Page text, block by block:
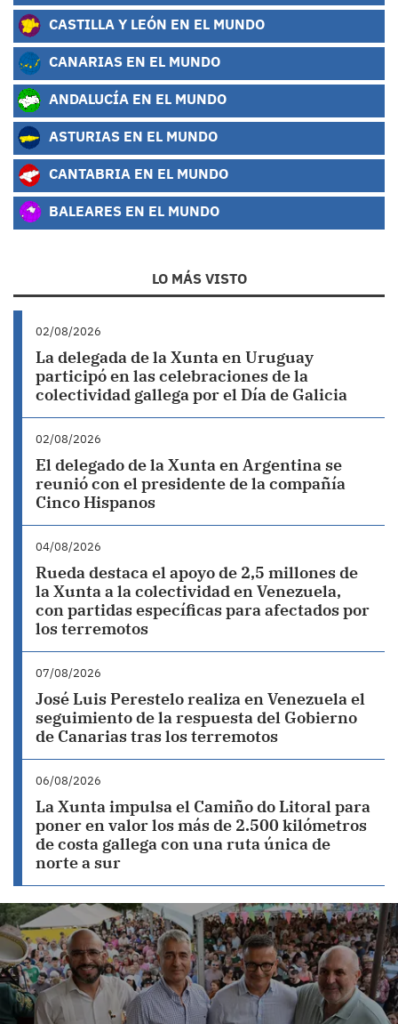
CASTILLA Y LEÓN EN EL MUNDO
CANARIAS EN EL MUNDO
ANDALUCÍA EN EL MUNDO
ASTURIAS EN EL MUNDO
CANTABRIA EN EL MUNDO
BALEARES EN EL MUNDO
LO MÁS VISTO
02/08/2026
La delegada de la Xunta en Uruguay
participó en las celebraciones de la
colectividad gallega por el Día de Galicia
02/08/2026
El delegado de la Xunta en Argentina se
reunió con el presidente de la compañía
Cinco Hispanos
04/08/2026
Rueda destaca el apoyo de 2,5 millones de
la Xunta a la colectividad en Venezuela,
con partidas específicas para afectados por
los terremotos
07/08/2026
José Luis Perestelo realiza en Venezuela el
seguimiento de la respuesta del Gobierno
de Canarias tras los terremotos
06/08/2026
La Xunta impulsa el Camiño do Litoral para
poner en valor los más de 2.500 kilómetros
de costa gallega con una ruta única de
norte a sur